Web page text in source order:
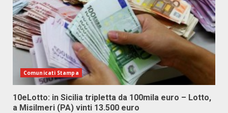
Comunicati Stampa
10eLotto: in Sicilia tripletta da 100mila euro – Lotto,
a Misilmeri (PA) vinti 13.500 euro